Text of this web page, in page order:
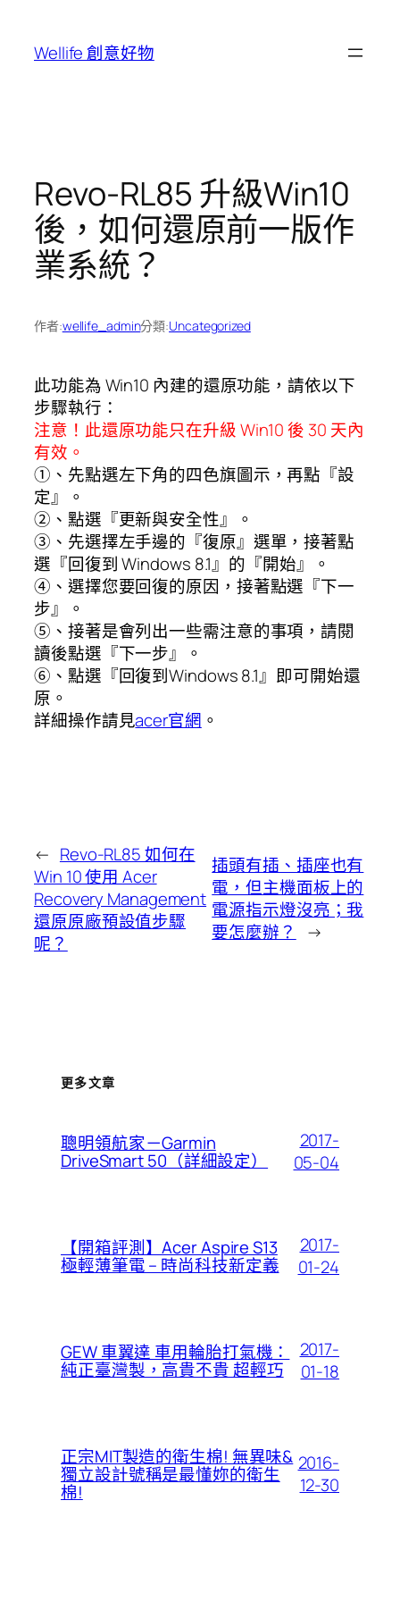
Wellife 創意好物
Revo-RL85 升級Win10
後，如何還原前一版作
業系統？
作者:wellife_admin分類:Uncategorized
此功能為Win10 內建的還原功能，請依以下
步驟執行：
注意！此還原功能只在升級Win10後 30 天內
有效。
①、先點選左下角的四色旗圖示，再點『設
定』。
②、點選『更新與安全性』。
③、先選擇左手邊的『復原』選單，接著點
選『回復到Windows 8.1』的『開始』。
④、選擇您要回復的原因，接著點選『下一
步』。
⑤、接著是會列出一些需注意的事項，請閱
讀後點選『下一步』。
⑥、點選『回復到Windows 8.1』即可開始還
原。
詳細操作請見acer官網 。
← Revo-RL85 如何在
Win 10 使用 Acer
Recovery Management
還原原廠預設值步驟
呢？
插頭有插、插座也有
電，但主機面板上的
電源指示燈沒亮；我
要怎麼辦？
→
更多文章
聰明領航家－Garmin
DriveSmart 50（詳細設定）
2017-
05-04
【開箱評測】Acer Aspire S13
極輕薄筆電 – 時尚科技新定義
2017-
01-24
GEW 車翼達 車用輪胎打氣機：
純正臺灣製，高貴不貴 超輕巧
2017-
01-18
正宗MIT製造的衛生棉! 無異味&
獨立設計號稱是最懂妳的衛生
棉!
2016-
12-30